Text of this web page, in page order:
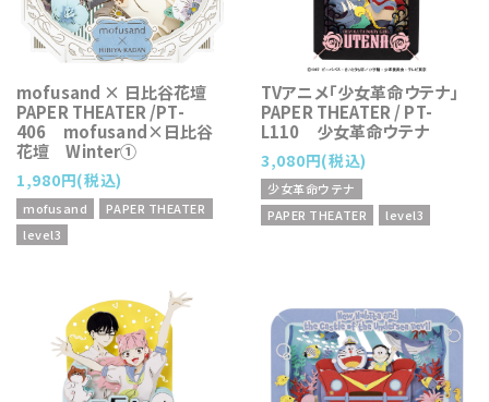
mofusand × 日比谷花壇
PAPER THEATER /PT-
406 mofusand×日比谷
花壇 Winter①
1,980円(税込)
mofusand
PAPER THEATER
level3
TVアニメ「少女革命ウテナ」
PAPER THEATER / PT-
L110 少女革命ウテナ
3,080円(税込)
少女革命ウテナ
PAPER THEATER
level3